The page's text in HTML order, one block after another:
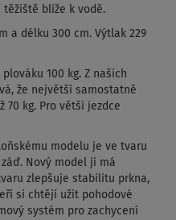
blíže k vodě.
a délku 300 cm. Výtlak 229
100 kg. Z našich
že největší samostatně
70 kg. Pro větší jezdce
modelu je ve tvaru
Nový model ji má
zlepšuje stabilitu prkna,
si chtějí užit pohodové
systém pro zachycení